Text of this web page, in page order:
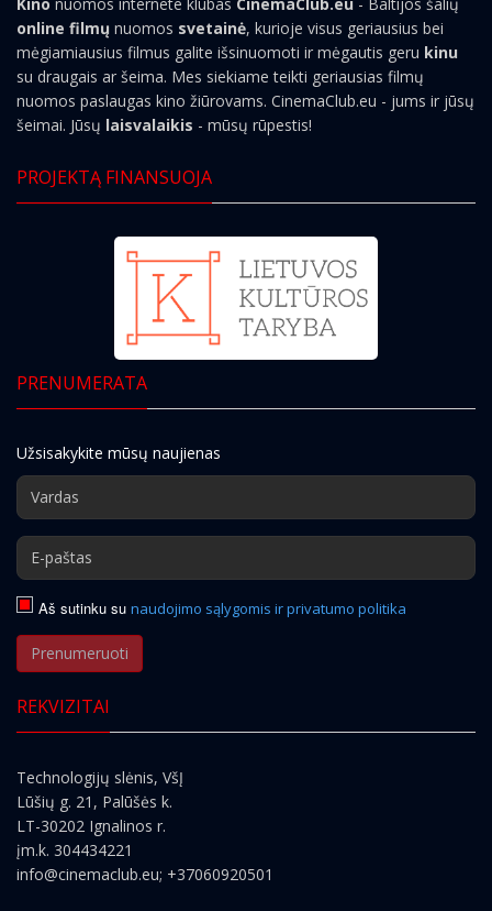
online filmų nuomos svetainė, kurioje visus geriausius bei
mėgiamiausius filmus galite išsinuomoti ir mėgautis geru kinu
su draugais ar šeima. Mes siekiame teikti geriausias filmų
nuomos paslaugas kino žiūrovams. CinemaClub.eu - jums ir jūsų
šeimai. Jūsų laisvalaikis - mūsų rūpestis!
PROJEKTĄ FINANSUOJA
PRENUMERATA
Užsisakykite mūsų naujienas
Aš sutinku su naudojimo sąlygomis ir privatumo politika
Prenumeruoti
REKVIZITAI
Technologijų slėnis, VšĮ
Lūšių g. 21, Palūšės k.
LT-30202 Ignalinos r.
įm.k. 304434221
info@cinemaclub.eu; +37060920501